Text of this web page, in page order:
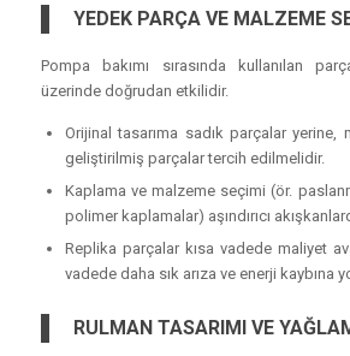
YEDEK PARÇA VE MALZEME
Pompa bakımı sırasında kullanılan
üzerinde doğrudan etkilidir.
Orijinal tasarıma sadık parçalar yerine,
geliştirilmiş parçalar tercih edilmelidir.
Kaplama ve malzeme seçimi (ör.
polimer kaplamalar) aşındırıcı
Replika parçalar kısa vadede maliyet
vadede daha sık arıza ve enerji kaybına
RULMAN TASARIMI VE